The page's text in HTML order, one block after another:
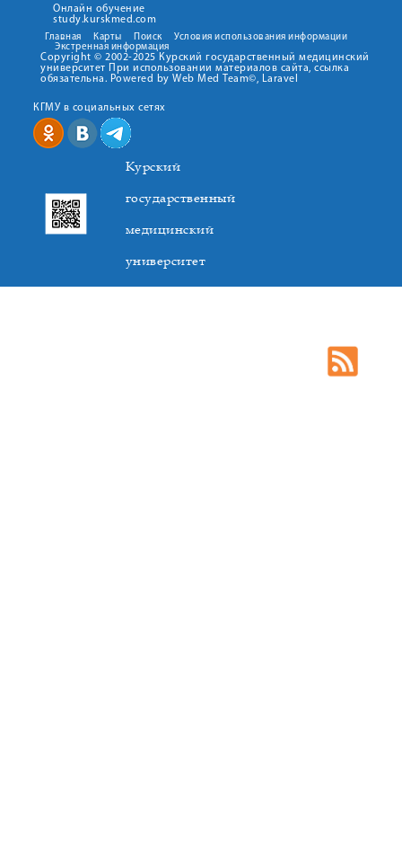
Онлайн обучение
study.kurskmed.com
Главная Карты Поиск
Условия использования информации
Экстренная информация
Copyright © 2002-2025 Курский государственный медицинский
университет При использовании материалов сайта, ссылка
обязательна. Powered by Web Med Team©, Laravel
КГМУ в социальных сетях
Курский
государственный
медицинский
университет